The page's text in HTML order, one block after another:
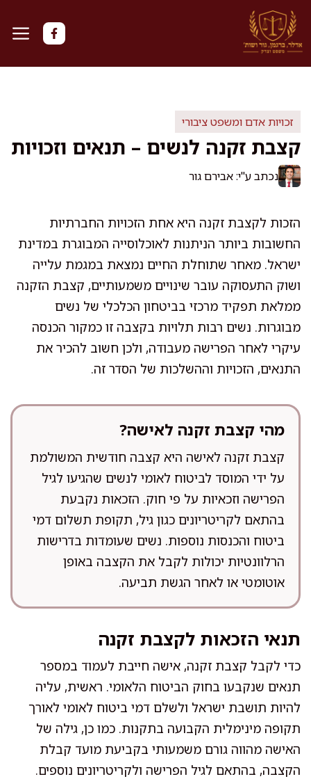
לדלג
לתוכן
זכויות אדם ומשפט ציבורי
קצבת זקנה לנשים – תנאים וזכויות
נכתב ע"י: אבירם גור
הזכות לקצבת זקנה היא אחת הזכויות החברתיות
החשובות ביותר הניתנות לאוכלוסייה המבוגרת במדינת
ישראל. מאחר שתוחלת החיים נמצאת במגמת עלייה
ושוק התעסוקה עובר שינויים משמעותיים, קצבת הזקנה
ממלאת תפקיד מרכזי בביטחון הכלכלי של נשים
מבוגרות. נשים רבות תלויות בקצבה זו כמקור הכנסה
עיקרי לאחר הפרישה מעבודה, ולכן חשוב להכיר את
התנאים, הזכויות וההשלכות של הסדר זה.
מהי קצבת זקנה לאישה?
קצבת זקנה לאישה היא קצבה חודשית המשולמת
על ידי המוסד לביטוח לאומי לנשים שהגיעו לגיל
הפרישה וזכאיות על פי חוק. הזכאות נקבעת
בהתאם לקריטריונים כגון גיל, תקופת תשלום דמי
ביטוח והכנסות נוספות. נשים שעומדות בדרישות
הרלוונטיות יכולות לקבל את הקצבה באופן
אוטומטי או לאחר הגשת תביעה.
תנאי הזכאות לקצבת זקנה
כדי לקבל קצבת זקנה, אישה חייבת לעמוד במספר
תנאים שנקבעו בחוק הביטוח הלאומי. ראשית, עליה
להיות תושבת ישראל ולשלם דמי ביטוח לאומי לאורך
תקופה מינימלית הקבועה בתקנות. כמו כן, גילה של
האישה מהווה גורם משמעותי בקביעת מועד קבלת
הקצבה, בהתאם לגיל הפרישה ולקריטריונים נוספים.